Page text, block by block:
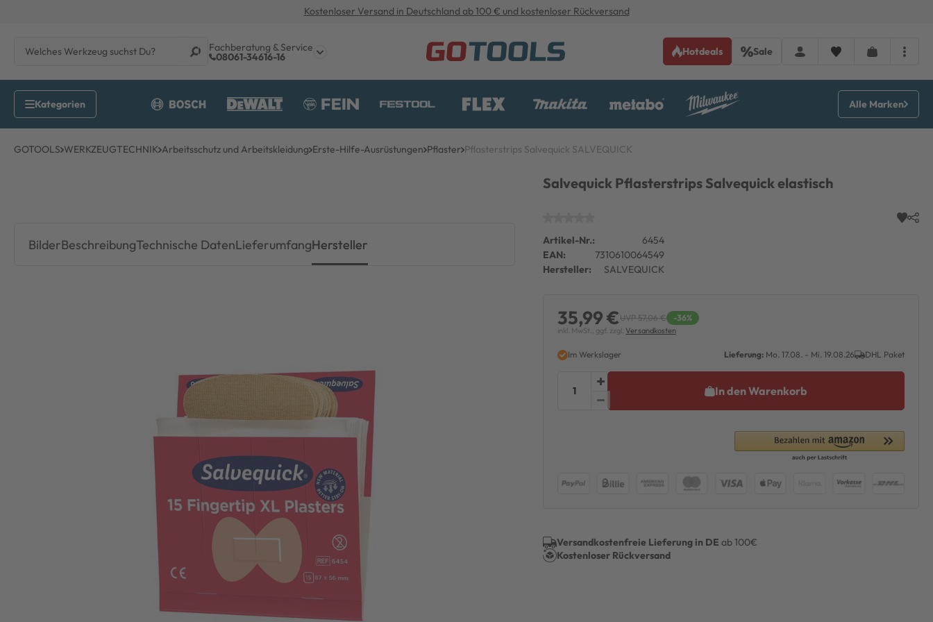
Kostenloser Versand in Deutschland ab 100 € und kostenloser Rückversand
Fachberatung & Service
08061-34616-16 Hotdeals Sale
Alle Marken
GOTOOLS WERKZEUGTECHNIK Arbeitsschutz und Arbeitskleidung Erste-Hilfe-Ausrüstungen Pflaster Pflasterstrips Salvequick SALVEQUICK
BilderBeschreibungTechnische DatenLieferumfangHersteller
Salvequick Pflasterstrips Salvequick elastisch
Artikel-Nr.:
6454
EAN:
7310610064549
Hersteller:
SALVEQUICK
35,99 €UVP 57,06 € -36%
inkl. MwSt., ggf. zzgl. Versandkosten
Im Werkslager Lieferung: Mo. 17.08. - Mi. 19.08.26 DHL Paket
In den Warenkorb
Versandkostenfreie Lieferung in DE ab 100€
Kostenloser Rückversand